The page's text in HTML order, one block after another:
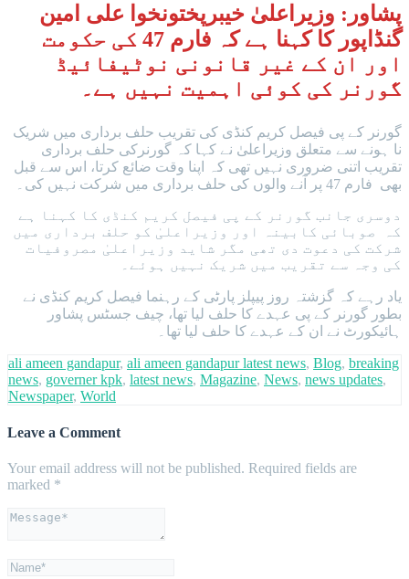
پشاور: وزیراعلیٰ خیبرپختونخوا علی امین
گنڈاپور کا کہنا ہے کہ فارم 47 کی حکومت
اور ان کے غیر قانونی نوٹیفائیڈ
گورنر کی کوئی اہمیت نہیں ہے۔
گورنر کے پی فیصل کریم کنڈی کی تقریب حلف برداری میں شریک
نا ہونے سے متعلق وزیراعلیٰ نے کہا کہ گورنرکی حلف برداری
تقریب اتنی ضروری نہیں تھی کہ اپنا وقت ضائع کرتا، اس سے قبل
بھی فارم 47 پر آنے والوں کی حلف برداری میں شرکت نہیں کی۔
دوسری جانب گورنر کے پی فیصل کریم کنڈی کا کہنا ہے
کہ صوبائی کابینہ اور وزیراعلیٰ کو حلف برداری میں
شرکت کی دعوت دی تھی مگر شاید وزیراعلیٰ مصروفیات
کی وجہ سے تقریب میں شریک نہیں ہوئے۔
یاد رہے کہ گزشتہ روز پیپلز پارٹی کے رہنما فیصل کریم کنڈی نے
بطور گورنر کے پی عہدے کا حلف لیا تھا، چیف جسٹس پشاور
ہائیکورٹ نے ان کے عہدے کا حلف لیا تھا۔
ali ameen gandapur, ali ameen gandapur latest news, Blog, breaking
news, governer kpk, latest news, Magazine, News, news updates,
Newspaper, World
Leave a Comment
Your email address will not be published. Required fields are
marked *